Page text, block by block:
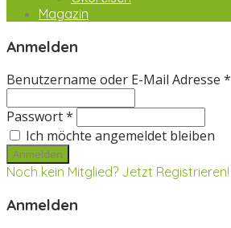
Magazin
Anmelden
Benutzername oder E-Mail Adresse *
Passwort *
Ich möchte angemeldet bleiben
Noch kein Mitglied? Jetzt Registrieren!
Anmelden